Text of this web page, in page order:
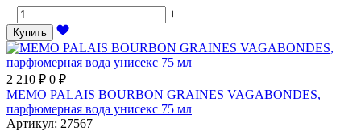
− +
Купить
2 210 ₽ 0 ₽
MEMO PALAIS BOURBON GRAINES VAGABONDES,
парфюмерная вода унисекс 75 мл
Артикул: 27567